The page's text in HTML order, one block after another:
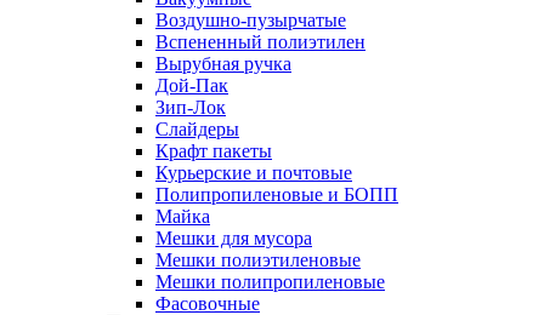
Воздушно-пузырчатые
Вспененный полиэтилен
Вырубная ручка
Дой-Пак
Зип-Лок
Слайдеры
Крафт пакеты
Курьерские и почтовые
Полипропиленовые и БОПП
Майка
Мешки для мусора
Мешки полиэтиленовые
Мешки полипропиленовые
Фасовочные